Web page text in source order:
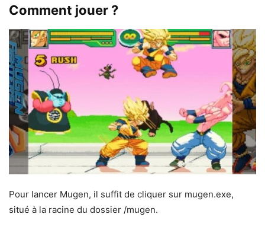
Comment jouer ?
Pour lancer Mugen, il suffit de cliquer sur mugen.exe,
situé à la racine du dossier /mugen.